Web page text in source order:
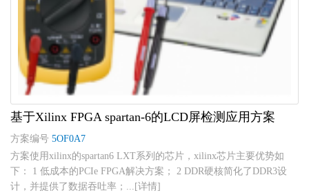
基于Xilinx FPGA spartan-6的LCD屏检测应用方案
方案编号 5OF0A7
方案使用xilinx的spartan6 LXT系列的芯片，xilinx芯片主要优势如
下： 1 低成本的PCIe FPGA解决方案； 2 DDR硬核简化了DDR3设
计，并提供了数据吞吐率；...[详情]